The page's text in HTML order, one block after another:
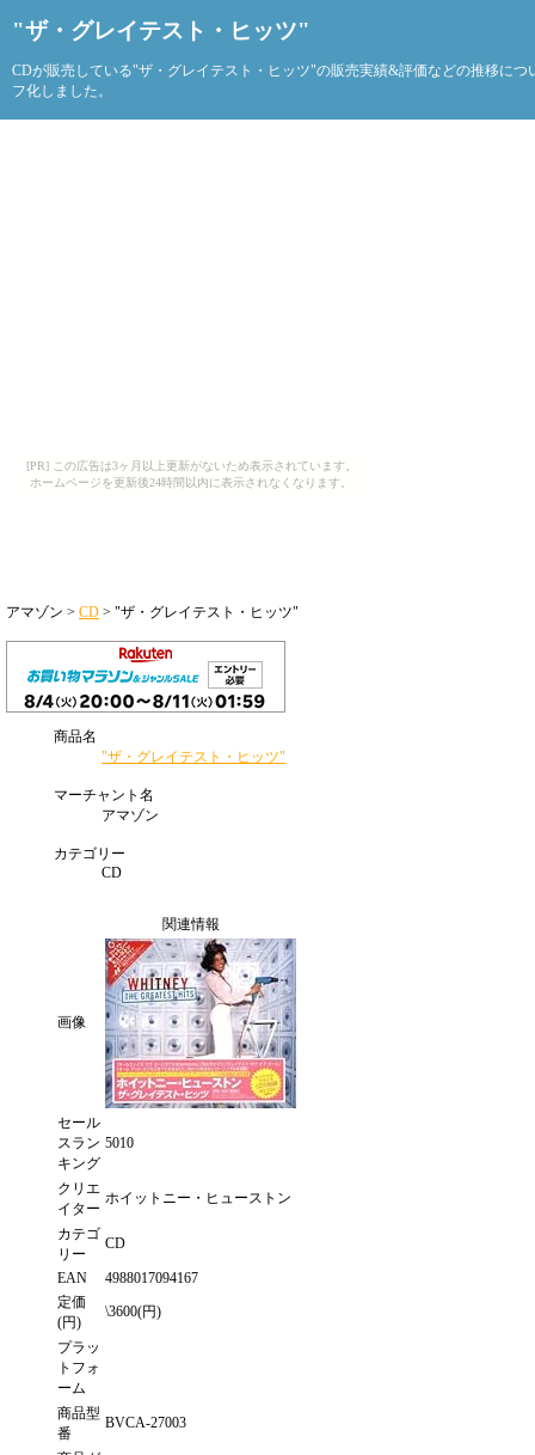
[PR] この広告は3ヶ月以上更新がないため表示されています。
ホームページを更新後24時間以内に表示されなくなります。
"ザ・グレイテスト・ヒッツ"
CDが販売している"ザ・グレイテスト・ヒッツ"の販売実績&評価などの推移につ
フ化しました。
アマゾン > CD > "ザ・グレイテスト・ヒッツ"
商品名
"ザ・グレイテスト・ヒッツ"
マーチャント名
アマゾン
カテゴリー
CD
関連情報
画像
セール
スラン
キング
5010
クリエ
イター
ホイットニー・ヒューストン
カテゴ
リー
CD
EAN
4988017094167
定価
(円)
\3600(円)
プラッ
トフォ
ーム
商品型
番
BVCA-27003